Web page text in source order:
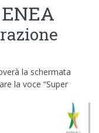
la schermata
la voce “Super